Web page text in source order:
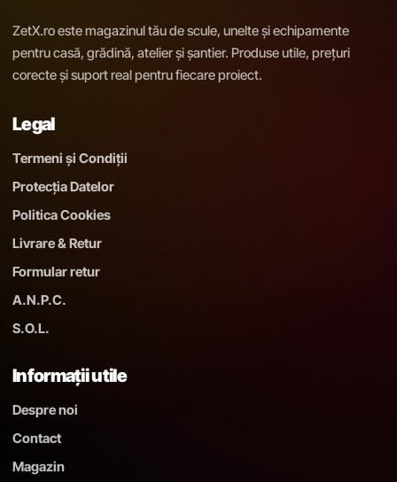
ZetX.ro este magazinul tău de scule, unelte și echipamente
pentru casă, grădină, atelier și șantier. Produse utile, prețuri
corecte și suport real pentru fiecare proiect.
Legal
Termeni și Condiții
Protecția Datelor
Politica Cookies
Livrare & Retur
Formular retur
A.N.P.C.
S.O.L.
Informații utile
Despre noi
Contact
Magazin